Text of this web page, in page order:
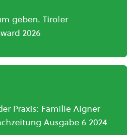
geben. Tiroler
2026
Praxis: Familie Aigner
Ausgabe 6 2024